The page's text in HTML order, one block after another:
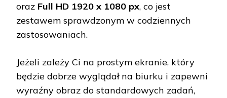
oraz Full HD 1920 x 1080 px, co jest
zestawem sprawdzonym w codziennych
zastosowaniach.
Jeżeli zależy Ci na prostym ekranie, który
będzie dobrze wyglądał na biurku i zapewni
wyraźny obraz do standardowych zadań,